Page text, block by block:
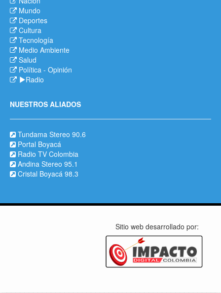
Mundo
Deportes
Cultura
Tecnología
Medio Ambiente
Salud
Política - Opinión
Radio
NUESTROS ALIADOS
Tundama Stereo 90.6
Portal Boyacá
Radio TV Colombia
Andina Stereo 95.1
Cristal Boyacá 98.3
Sitio web desarrollado por: